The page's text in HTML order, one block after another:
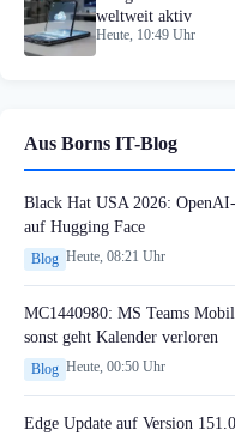
weltweit aktiv
Heute, 10:49 Uhr
Aus Borns IT-Blog
Black Hat USA 2026:
auf Hugging Face
Blog Heute, 08:21 Uhr
MC1440980: MS Teams
sonst geht Kalender verloren
Blog Heute, 00:50 Uhr
Edge Update auf Version